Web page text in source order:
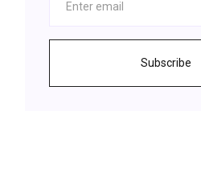
Subscribe